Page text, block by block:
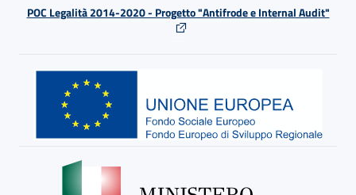
POC Legalità 2014-2020 - Progetto "Antifrode e Internal Audit"